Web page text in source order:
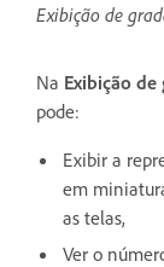
Exibição de
Na Exibição de
pode:
Exibir a
em
as telas,
Ver o